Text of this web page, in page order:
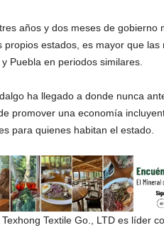
años y dos meses de gobierno
estados, es mayor que las
Puebla en periodos similares.
ha llegado a donde nunca
promover una economía
para quienes habitan el estado.
Textile Go., LTD es líder